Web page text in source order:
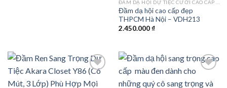
Đầm dạ hội cao cấp đẹp
THPCM Hà Nội – VDH213
2.450.000₫